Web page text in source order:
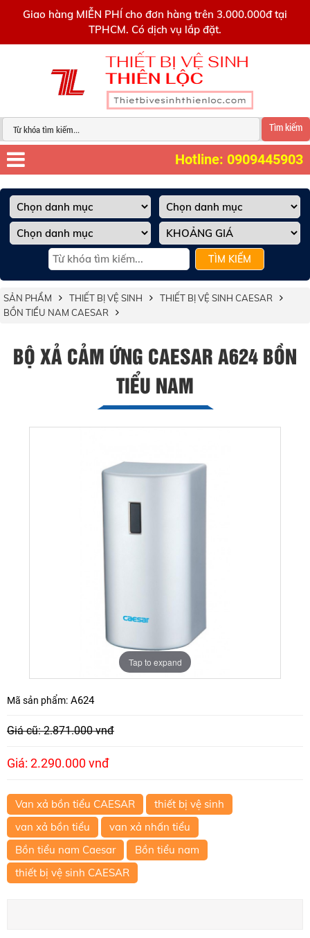
Giao hàng MIỄN PHÍ cho đơn hàng trên 3.000.000đ tại
TPHCM. Có dịch vụ lắp đặt.
Tìm kiếm
Hotline: 0909445903
TÌM KIẾM
SẢN PHẨM THIẾT BỊ VỆ SINH
THIẾT BỊ VỆ SINH CAESAR
BỒN TIỂU NAM CAESAR
BỘ XẢ CẢM ỨNG CAESAR A624 BỒN
TIỂU NAM
Tap to expand
Mã sản phẩm: A624
Giá cũ: 2.871.000 vnđ
Giá: 2.290.000 vnđ
Van xả bồn tiểu CAESAR
thiết bị vệ sinh
van xả bồn tiểu
van xả nhấn tiểu
Bồn tiểu nam Caesar
Bồn tiểu nam
thiết bị vệ sinh CAESAR
0909445903